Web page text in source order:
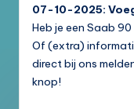
07-10-2025:
Heb je een Saab
Of (extra)
direct bij ons
knop!